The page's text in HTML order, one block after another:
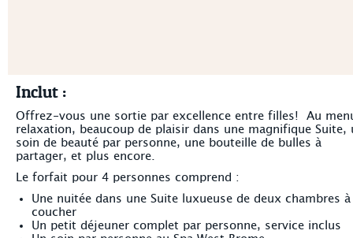
Inclut :
Offrez-vous une sortie par excellence entre filles! Au
relaxation, beaucoup de plaisir dans une magnifique Suite,
soin de beauté par personne, une bouteille de bulles à
partager, et plus encore.
Le forfait pour 4 personnes comprend :
Une nuitée dans une Suite luxueuse de deux chambres à
coucher
Un petit déjeuner complet par personne, service inclus